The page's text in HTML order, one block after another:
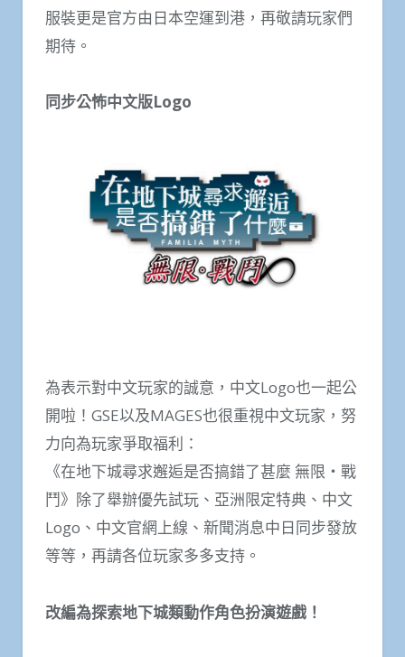
服裝更是官方由日本空運到港，再敬請玩家們
期待。
同步公怖中文版Logo
為表示對中文玩家的誠意，中文Logo也一起公
開啦！GSE以及MAGES也很重視中文玩家，努
力向為玩家爭取福利：
《在地下城尋求邂逅是否搞錯了甚麼 無限‧戰
鬥》除了舉辦優先試玩、亞洲限定特典、中文
Logo、中文官網上線、新聞消息中日同步發放
等等，再請各位玩家多多支持。
改編為探索地下城類動作角色扮演遊戲！